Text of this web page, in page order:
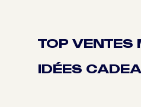
TOP VENTES
IDÉES